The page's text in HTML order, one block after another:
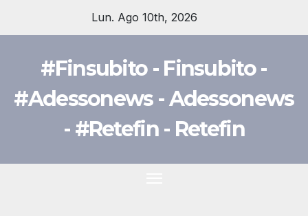
Lun. Ago 10th, 2026
#Finsubito - Finsubito -
#Adessonews - Adessonews
- #Retefin - Retefin